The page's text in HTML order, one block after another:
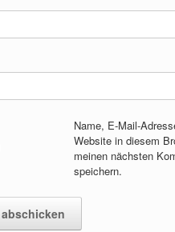
Name, E-Mail-
Website in diesem
meinen nächsten
speichern.